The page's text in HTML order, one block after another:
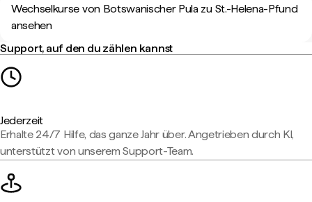
Wechselkurse von Botswanischer Pula zu St.-Helena-Pfund
ansehen
Support, auf den du zählen kannst
Jederzeit
Erhalte 24/7 Hilfe, das ganze Jahr über. Angetrieben durch KI,
unterstützt von unserem Support-Team.